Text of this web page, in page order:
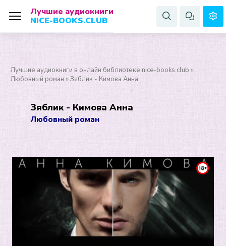
Лучшие аудиокниги
NICE-BOOKS.CLUB
Лучшие аудиокниги в онлайн библиотеке nice-books.club »
Любовный роман » Зяблик - Кимова Анна
Зяблик - Кимова Анна
Любовный роман